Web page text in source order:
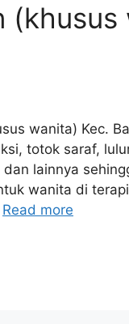
(khusus
wanita) Kec.
totok saraf,
lainnya
wanita di
Read more